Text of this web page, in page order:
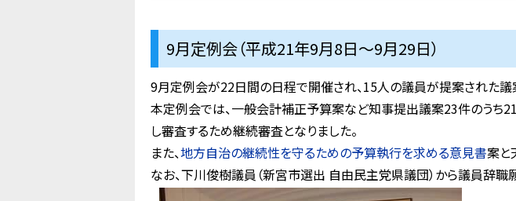
9月定例会（平成21年9月8日～9月29日）
9月定例会が22日間の日程で開催され、15人の議員が提案された議
本定例会では、一般会計補正予算案など知事提出議案23件のうち
し審査するため継続審査となりました。
また、地方自治の継続性を守るための予算執行を求める意見書案と
なお、下川俊樹議員（新宮市選出 自由民主党県議団）から議員辞職